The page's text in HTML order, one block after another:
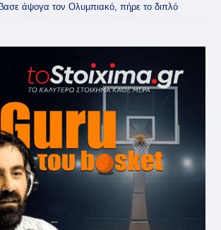
άψογα τον Ολυμπιακό, πήρε το διπλό